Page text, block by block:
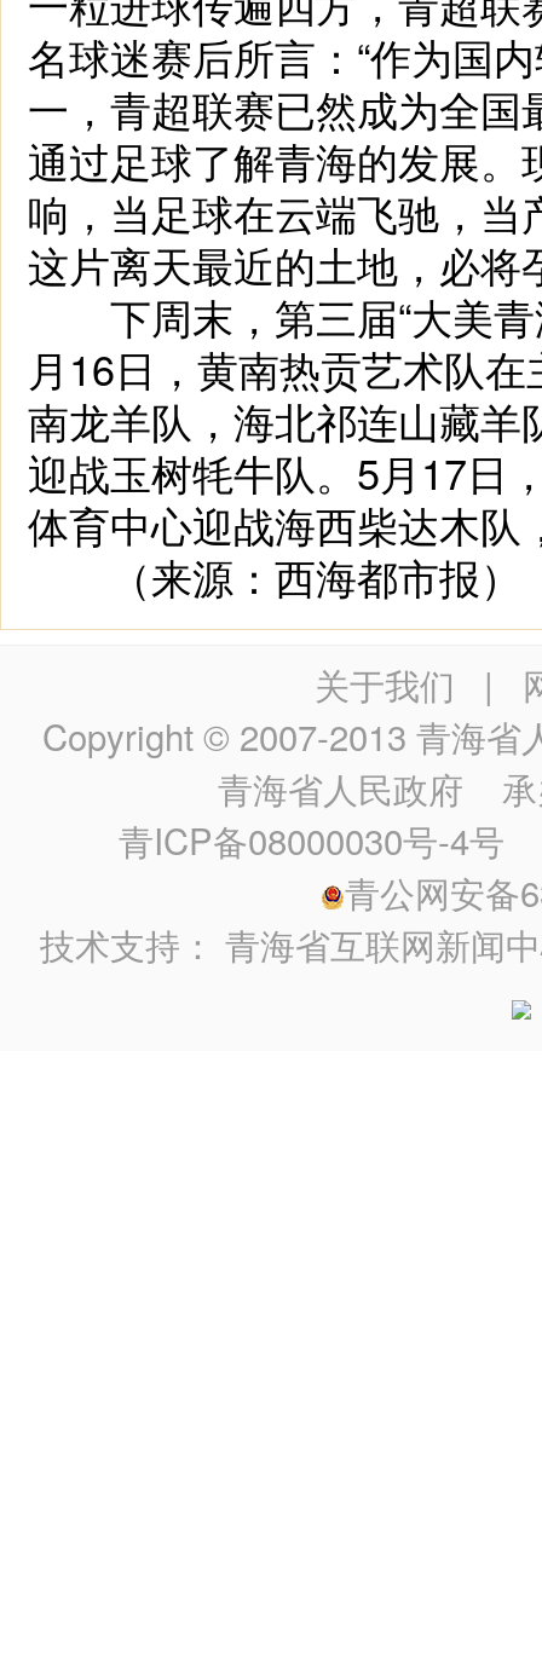
名球迷赛后所言：“作为国
一，青超联赛已然成为全
通过足球了解青海的发展
响，当足球在云端飞驰，
这片离天最近的土地，必将
下周末，第三届“大美青
月16日，黄南热贡艺术队
南龙羊队，海北祁连山藏
迎战玉树牦牛队。5月17日
体育中心迎战海西柴达木
（来源：西海都市报）
关于我们 |
Copyright © 2007-2013 青海省
青海省人民政府 承
青ICP备08000030号-4号
青公网安备
技术支持：青海省互联网新闻